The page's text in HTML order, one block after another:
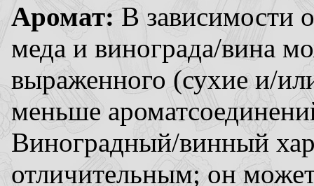
Аромат:В зависимости
меда и винограда/вина
выраженного (сухие и/
меньше
Виноградный/винный
отличительным; он